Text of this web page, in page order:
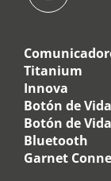
Titanium
Innova
Botón de Vida
Botón de Vida
Bluetooth
Garnet